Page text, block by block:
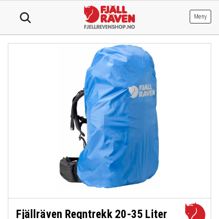
Meny
Fjällräven Regntrekk 20-35 Liter